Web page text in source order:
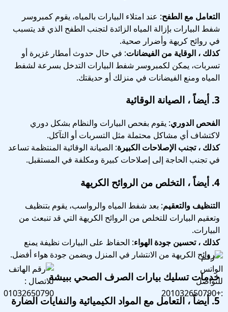
التعامل مع الطفح: عند امتلاء البيارات بالمياه، يقوم كمبروسر
شفط البيارات بإزالة المياه الزائدة لتجنب الطفح الذي قد يتسبب
في روائح كريهة وأضرار صحية.
كذلك ، الوقاية من الفيضانات: في حال حدوث أمطار غزيرة أو
تسربات، يمكن لكمبروسر شفط البيارات التدخل بسرعة لشفط
المياه ومنع الفيضانات في منزلك أو حديقتك.
3. أيضاً ، الصيانة الوقائية
الفحص الدوري: يقوم بفحص البيارات والنظام بشكل دوري
لاكتشاف أي مشاكل محتملة مثل التسربات أو التآكل.
كذلك ، تجنب الإصلاحات الكبيرة: الصيانة الوقائية المنتظمة تساعد
في تجنب الحاجة إلى إصلاحات كبيرة ومكلفة في المستقبل.
4. أيضاً ، التخلص من الروائح الكريهة
التنظيف والتعقيم: بعد شفط المياه والرواسب، يقوم بتنظيف
وتعقيم البيارات للتخلص من الروائح الكريهة التي قد تنبعث من
البيارات.
كذلك ، تحسين جودة الهواء: الحفاظ على البيارات نظيفة يمنع
الروائح الكريهة من الانتشار في المنزل ويضمن جودة هواء أفضل.
خدمات تسليك بيارات الصرف الصحي ببيشة
5. أيضاً ، التعامل مع المواد الكيميائية والنفايات الضارة